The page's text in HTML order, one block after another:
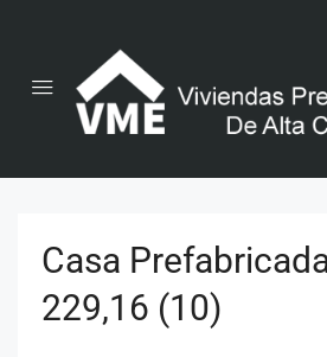
Casa
229,16 (10)